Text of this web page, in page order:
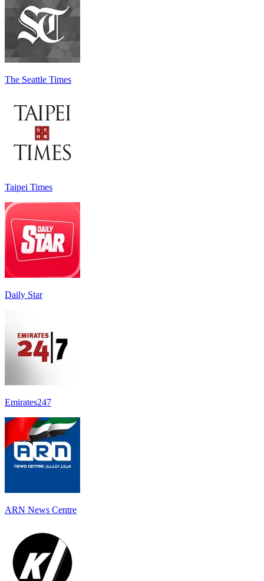
The Seattle Times
Taipei Times
Daily Star
Emirates247
ARN News Centre